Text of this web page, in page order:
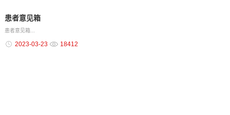
患者意见箱
患者意见箱...
2023-03-23 18412